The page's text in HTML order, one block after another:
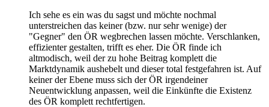
Ich sehe es ein was du sagst und möchte nochmal
unterstreichen das keiner (bzw. nur sehr wenige) der
"Gegner" den ÖR wegbrechen lassen möchte. Verschlanken,
effizienter gestalten, trifft es eher. Die ÖR finde ich
altmodisch, weil der zu hohe Beitrag komplett die
Marktdynamik aushebelt und dieser total festgefahren ist. Auf
keiner der Ebene muss sich der ÖR irgendeiner
Neuentwicklung anpassen, weil die Einkünfte die Existenz
des ÖR komplett rechtfertigen.